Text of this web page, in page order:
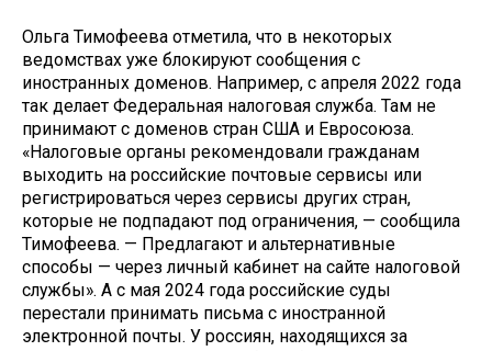
Ольга Тимофеева отметила, что в некоторых
ведомствах уже блокируют сообщения с
иностранных доменов. Например, с апреля 2022 года
так делает Федеральная налоговая служба. Там не
принимают с доменов стран США и Евросоюза.
«Налоговые органы рекомендовали гражданам
выходить на российские почтовые сервисы или
регистрироваться через сервисы других стран,
которые не подпадают под ограничения, — сообщила
Тимофеева. — Предлагают и альтернативные
способы — через личный кабинет на сайте налоговой
службы». А с мая 2024 года российские суды
перестали принимать письма с иностранной
электронной почты. У россиян, находящихся за